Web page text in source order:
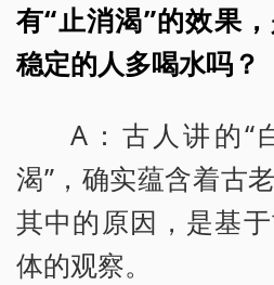
有“止消渴”的效果
稳定的人多喝水吗？
A：古人讲的“
渴”，确实蕴含着古
其中的原因，是基
体的观察。